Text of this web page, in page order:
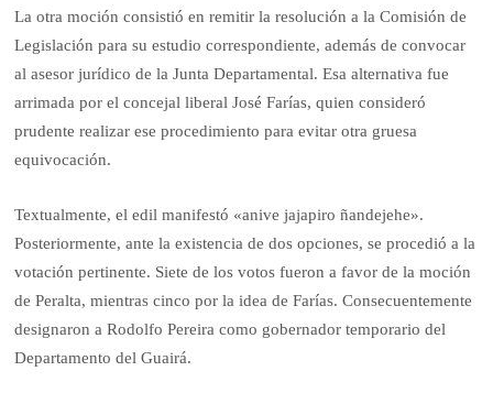
La otra moción consistió en remitir la resolución a la Comisión de
Legislación para su estudio correspondiente, además de convocar
al asesor jurídico de la Junta Departamental. Esa alternativa fue
arrimada por el concejal liberal José Farías, quien consideró
prudente realizar ese procedimiento para evitar otra gruesa
equivocación.
Textualmente, el edil manifestó «anive jajapiro ñandejehe».
Posteriormente, ante la existencia de dos opciones, se procedió a la
votación pertinente. Siete de los votos fueron a favor de la moción
de Peralta, mientras cinco por la idea de Farías. Consecuentemente
designaron a Rodolfo Pereira como gobernador temporario del
Departamento del Guairá.